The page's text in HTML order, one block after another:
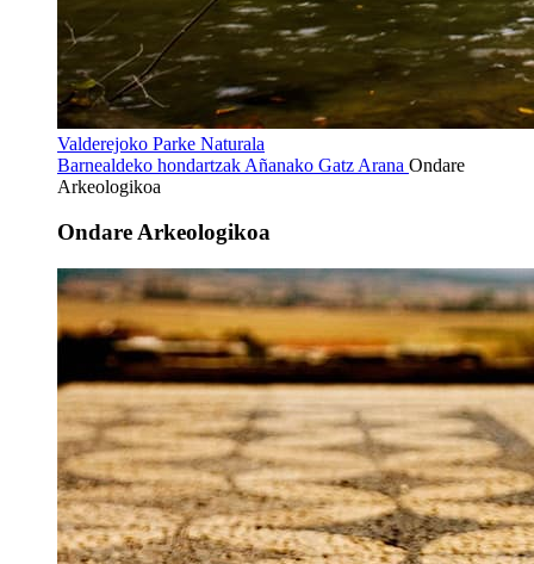
Valderejoko Parke Naturala
Barnealdeko hondartzak Añanako Gatz Arana Ondare
Arkeologikoa
Ondare Arkeologikoa